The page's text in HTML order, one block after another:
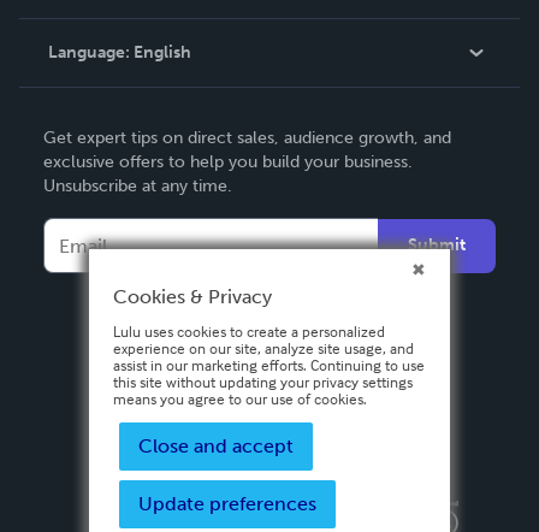
Knowledge Base
Contact Support
Language: English
Deutsch
Français
Español
Get expert tips on direct sales, audience growth, and
exclusive offers to help you build your business.
Unsubscribe at any time.
Submit
Privacy PolicyTerms & Conditions
Cookies & Privacy
Lulu uses cookies to create a personalized
experience on our site, analyze site usage, and
assist in our marketing efforts. Continuing to use
this site without updating your privacy settings
means you agree to our use of cookies.
Close and accept
Update preferences